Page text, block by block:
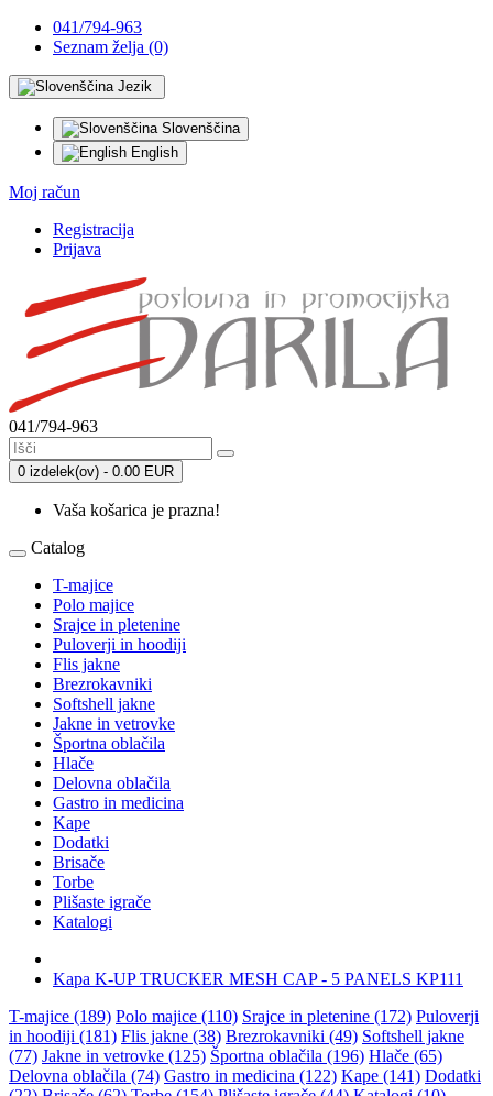
041/794-963
Seznam želja (0)
Jezik
Slovenščina
English
Moj račun
Registracija
Prijava
041/794-963
0 izdelek(ov) - 0.00 EUR
Vaša košarica je prazna!
Catalog
T-majice
Polo majice
Srajce in pletenine
Puloverji in hoodiji
Flis jakne
Brezrokavniki
Softshell jakne
Jakne in vetrovke
Športna oblačila
Hlače
Delovna oblačila
Gastro in medicina
Kape
Dodatki
Brisače
Torbe
Plišaste igrače
Katalogi
Kapa K-UP TRUCKER MESH CAP - 5 PANELS KP111
T-majice (189) Polo majice (110) Srajce in pletenine (172) Puloverji
in hoodiji (181) Flis jakne (38) Brezrokavniki (49) Softshell jakne
(77) Jakne in vetrovke (125) Športna oblačila (196) Hlače (65)
Delovna oblačila (74) Gastro in medicina (122) Kape (141) Dodatki